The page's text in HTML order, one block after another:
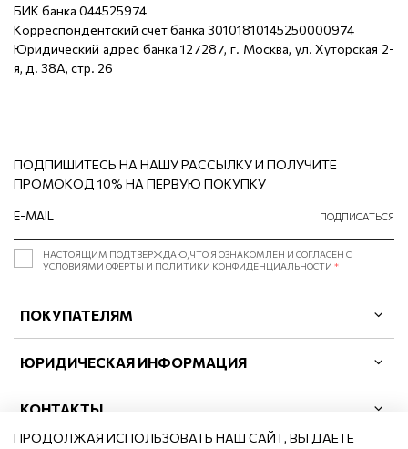
БИК банка 044525974
Корреспондентский счет банка 30101810145250000974
Юридический адрес банка 127287, г. Москва, ул. Хуторская 2-
я, д. 38А, стр. 26
ПОКУПАТЕЛЯМ
ЮРИДИЧЕСКАЯ ИНФОРМАЦИЯ
КОНТАКТЫ
ПОДПИШИТЕСЬ НА НАШУ РАССЫЛКУ И ПОЛУЧИТЕ
ПРОМОКОД 10% НА ПЕРВУЮ ПОКУПКУ
ПОДПИСАТЬСЯ
НАСТОЯЩИМ ПОДТВЕРЖДАЮ, ЧТО Я ОЗНАКОМЛЕН И СОГЛАСЕН С
УСЛОВИЯМИ ОФЕРТЫ И ПОЛИТИКИ КОНФИДЕНЦИАЛЬНОСТИ*
ПРОДОЛЖАЯ ИСПОЛЬЗОВАТЬ НАШ САЙТ, ВЫ ДАЕТЕ